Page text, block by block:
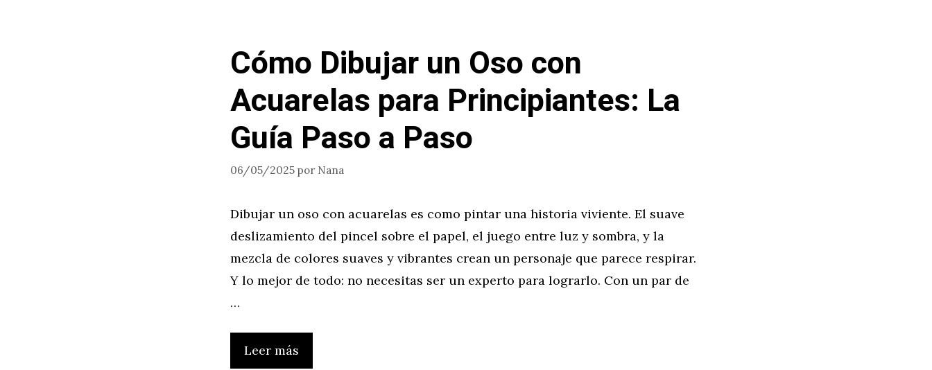
Cómo Dibujar un Oso con
Acuarelas para Principiantes: La
Guía Paso a Paso
06/05/2025 por Nana
Dibujar un oso con acuarelas es como pintar una historia viviente. El suave
deslizamiento del pincel sobre el papel, el juego entre luz y sombra, y la
mezcla de colores suaves y vibrantes crean un personaje que parece respirar.
Y lo mejor de todo: no necesitas ser un experto para lograrlo. Con un par de
…
Leer más